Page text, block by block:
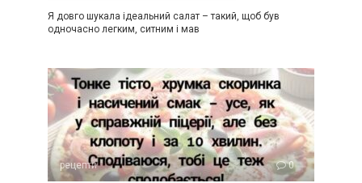
Я довго шукала ідеальний салат – такий, щоб був
одночасно легким, ситним і мав
рецепти 0